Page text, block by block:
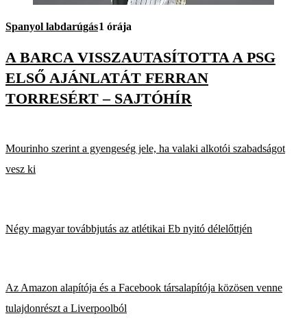
Spanyol labdarúgás1 órája
A BARCA VISSZAUTASÍTOTTA A PSG
ELSŐ AJÁNLATÁT FERRAN
TORRESÉRT – SAJTÓHÍR
Mourinho szerint a gyengeség jele, ha valaki alkotói szabadságot
vesz ki
Négy magyar továbbjutás az atlétikai Eb nyitó délelőttjén
Az Amazon alapítója és a Facebook társalapítója közösen venne
tulajdonrészt a Liverpoolból